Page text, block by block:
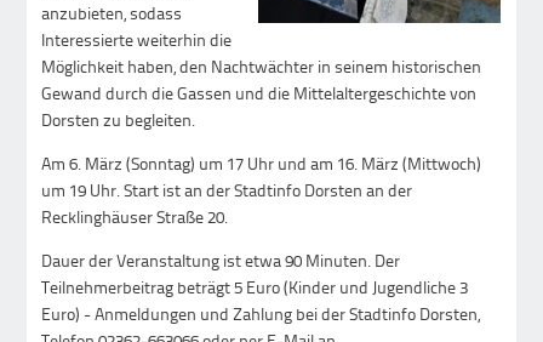
anzubieten, sodass
Interessierte weiterhin die
Möglichkeit haben, den Nachtwächter in seinem historischen
Gewand durch die Gassen und die Mittelaltergeschichte von
Dorsten zu begleiten.
Am 6. März (Sonntag) um 17 Uhr und am 16. März (Mittwoch)
um 19 Uhr. Start ist an der Stadtinfo Dorsten an der
Recklinghäuser Straße 20.
Dauer der Veranstaltung ist etwa 90 Minuten. Der
Teilnehmerbeitrag beträgt 5 Euro (Kinder und Jugendliche 3
Euro) - Anmeldungen und Zahlung bei der Stadtinfo Dorsten,